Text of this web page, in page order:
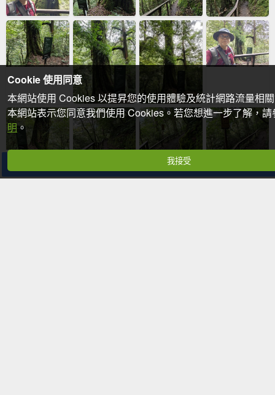
分享
Cookie 使用同意
本網站使用 Cookies 以提昇您的使用體驗及統計網路流量相
本網站表示您同意我們使用 Cookies。若您想進一步了解，
明。
我接受